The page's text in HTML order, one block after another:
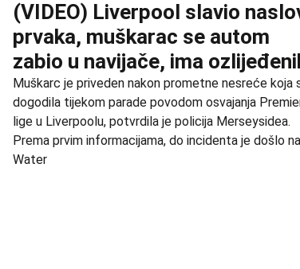
(VIDEO) Liverpool slavio
prvaka, muškarac se autom
zabio u navijače, ima
Muškarc je priveden nakon prometne nesreće koja
dogodila tijekom parade povodom osvajanja
lige u Liverpoolu, potvrdila je policija Merseysidea.
Prema prvim informacijama, do incidenta je došlo na
Water